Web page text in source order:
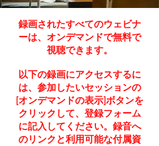
録画されたすべてのウェビナ
ーは、オンデマンドで無料で
視聴できます。
以下の録画にアクセスするに
は、参加したいセッションの
[オンデマンドの表示]ボタンを
クリックして、登録フォーム
に記入してください。録音へ
のリンクと利用可能な付属資